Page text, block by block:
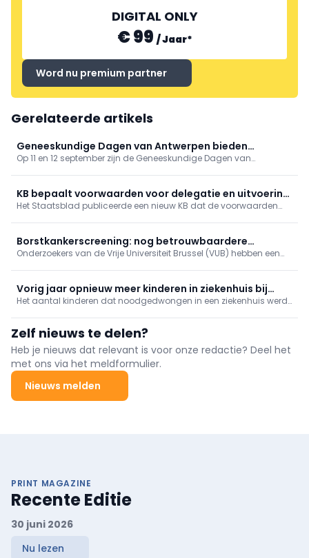
DIGITAL ONLY
€ 99 /Jaar*
Word nu premium partner
Gerelateerde artikels
Geneeskundige Dagen van Antwerpen bieden
gevarieerd programma
Op 11 en 12 september zijn de Geneeskundige Dagen van
nood- en rampgeneeskunde.
KB bepaalt voorwaarden voor delegatie en uitvoering
van verpleegkundige handelingen in het kader van een
gestructureerd zorgteam
Het Staatsblad publiceerde een nieuw KB dat de voorwaarden
Borstkankerscreening: nog betrouwbaardere
simulatiemodellen
Onderzoekers van de Vrije Universiteit Brussel (VUB) hebben een
borstkankerscreening.
Vorig jaar opnieuw meer kinderen in ziekenhuis bij
gebrek aan jeugdhulp
Het aantal kinderen dat noodgedwongen in een ziekenhuis werd
Zelf nieuws te delen?
Heb je nieuws dat relevant is voor onze redactie? Deel het
met ons via het meldformulier.
Nieuws melden
PRINT MAGAZINE
Recente Editie
30 juni 2026
Nu lezen